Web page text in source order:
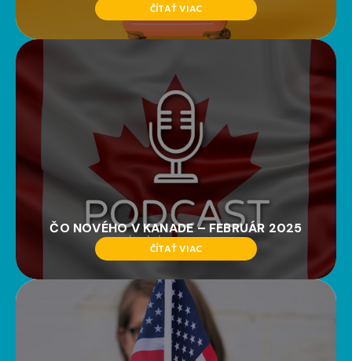
ČÍTAŤ VIAC
ČO NOVÉHO V KANADE – FEBRUÁR 2025
ČÍTAŤ VIAC